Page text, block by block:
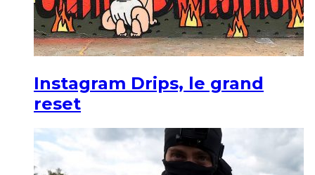
Instagram Drips, le grand
reset